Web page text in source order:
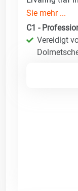
Sie mehr ...
C1 -
Vereidigt